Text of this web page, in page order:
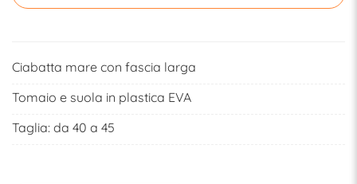
Ciabatta mare con fascia larga
Tomaio e suola in plastica EVA
Taglia: da 40 a 45